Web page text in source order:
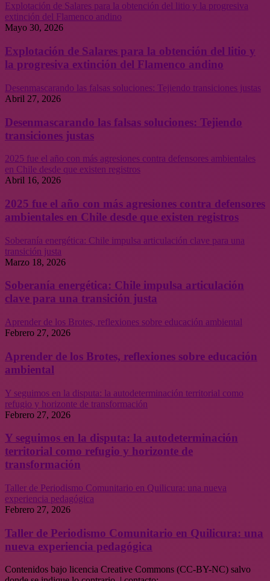
Explotación de Salares para la obtención del litio y la progresiva
extinción del Flamenco andino
Mayo 30, 2026
Explotación de Salares para la obtención del litio y
la progresiva extinción del Flamenco andino
Desenmascarando las falsas soluciones: Tejiendo transiciones justas
Abril 27, 2026
Desenmascarando las falsas soluciones: Tejiendo
transiciones justas
2025 fue el año con más agresiones contra defensores ambientales
en Chile desde que existen registros
Abril 16, 2026
2025 fue el año con más agresiones contra defensores
ambientales en Chile desde que existen registros
Soberanía energética: Chile impulsa articulación clave para una
transición justa
Marzo 18, 2026
Soberanía energética: Chile impulsa articulación
clave para una transición justa
Aprender de los Brotes, reflexiones sobre educación ambiental
Febrero 27, 2026
Aprender de los Brotes, reflexiones sobre educación
ambiental
Y seguimos en la disputa: la autodeterminación territorial como
refugio y horizonte de transformación
Febrero 27, 2026
Y seguimos en la disputa: la autodeterminación
territorial como refugio y horizonte de
transformación
Taller de Periodismo Comunitario en Quilicura: una nueva
experiencia pedagógica
Febrero 27, 2026
Taller de Periodismo Comunitario en Quilicura: una
nueva experiencia pedagógica
Contenidos bajo licencia Creative Commons (CC-BY-NC) salvo